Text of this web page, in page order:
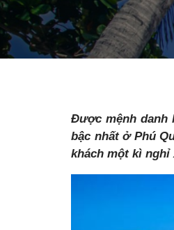
Được mệnh danh
bậc nhất ở Phú
khách một kì nghỉ